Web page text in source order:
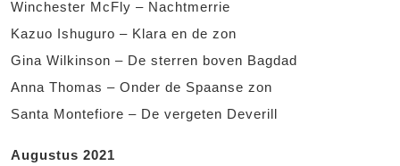
Winchester McFly – Nachtmerrie
Kazuo Ishuguro – Klara en de zon
Gina Wilkinson – De sterren boven Bagdad
Anna Thomas – Onder de Spaanse zon
Santa Montefiore – De vergeten Deverill
Augustus 2021